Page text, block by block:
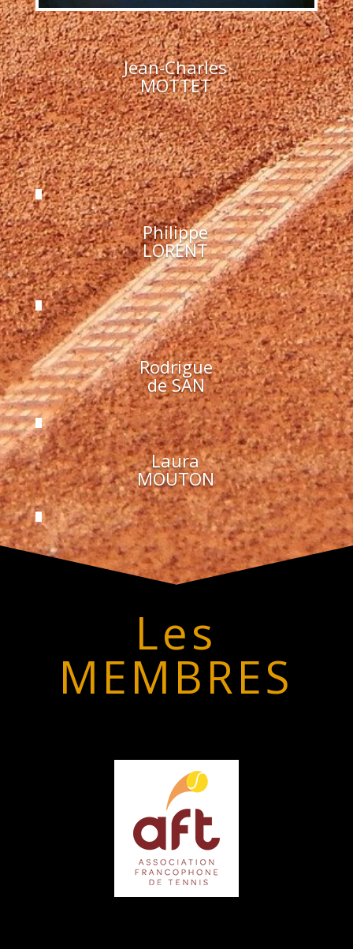
Jean-Charles
MOTTET
Philippe
LORENT
Rodrigue
de SAN
Laura
MOUTON
Les
MEMBRES